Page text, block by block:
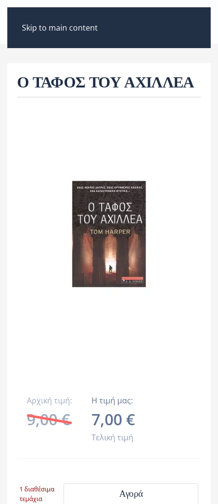
Skip to main content
Ο ΤΑΦΟΣ ΤΟΥ ΑΧΙΛΛΕΑ
Αρχική τιμή:
9,00 €
Η τιμή μας:
7,00 €
Τελική τιμή
1 διαθέσιμα
τεμάχια
Αγορά